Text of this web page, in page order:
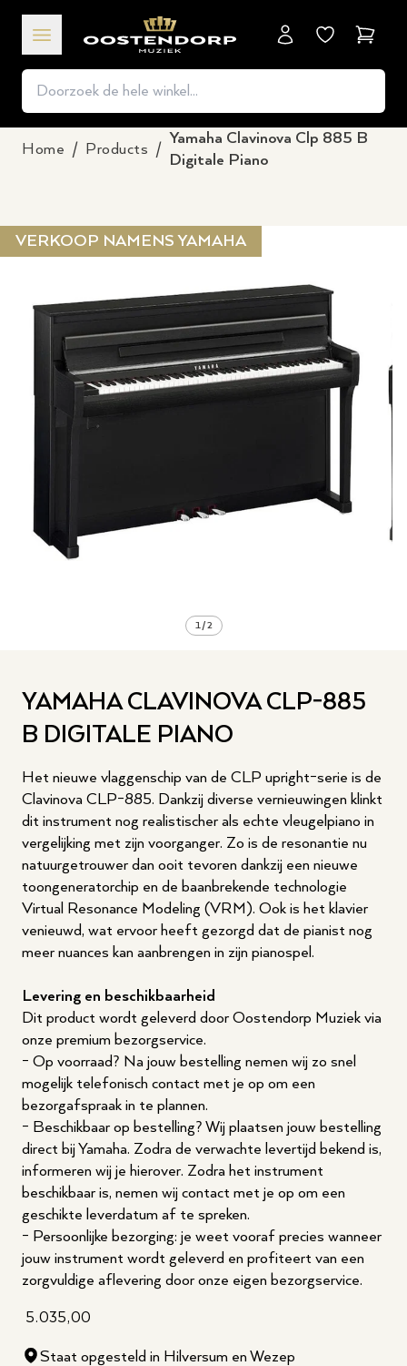
Home / Products /
Yamaha Clavinova Clp 885 B
Digitale Piano
VERKOOP NAMENS YAMAHA
1/2
YAMAHA CLAVINOVA CLP-885
B DIGITALE PIANO
Het nieuwe vlaggenschip van de CLP upright-serie is de
Clavinova CLP-885. Dankzij diverse vernieuwingen klinkt
dit instrument nog realistischer als echte vleugelpiano in
vergelijking met zijn voorganger. Zo is de resonantie nu
natuurgetrouwer dan ooit tevoren dankzij een nieuwe
toongeneratorchip en de baanbrekende technologie
Virtual Resonance Modeling (VRM). Ook is het klavier
venieuwd, wat ervoor heeft gezorgd dat de pianist nog
meer nuances kan aanbrengen in zijn pianospel.
Levering en beschikbaarheid
Dit product wordt geleverd door Oostendorp Muziek via
onze premium bezorgservice.
- Op voorraad? Na jouw bestelling nemen wij zo snel
mogelijk telefonisch contact met je op om een
bezorgafspraak in te plannen.
- Beschikbaar op bestelling? Wij plaatsen jouw bestelling
direct bij Yamaha. Zodra de verwachte levertijd bekend is,
informeren wij je hierover. Zodra het instrument
beschikbaar is, nemen wij contact met je op om een
geschikte leverdatum af te spreken.
- Persoonlijke bezorging: je weet vooraf precies wanneer
jouw instrument wordt geleverd en profiteert van een
zorgvuldige aflevering door onze eigen bezorgservice.
5.035,00
Staat opgesteld in Hilversum en Wezep